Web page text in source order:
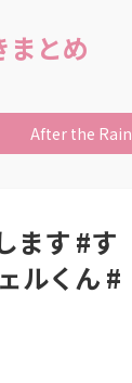
まとめ
After the Rain
ます #す
ルくん #